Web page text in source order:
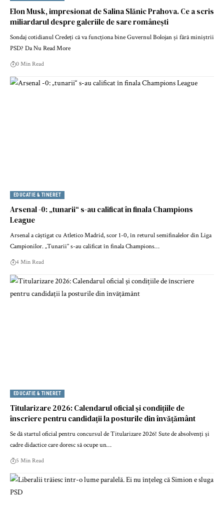
Elon Musk, impresionat de Salina Slănic Prahova. Ce a scris
miliardarul despre galeriile de sare românești
Sondaj cotidianul Credeți că va funcționa bine Guvernul Bolojan și fără miniștrii
PSD? Da Nu Read More
0 Min Read
EDUCATIE & TINERET
Arsenal -0: „tunarii“ s-au calificat în finala Champions
League
Arsenal a câștigat cu Atletico Madrid, scor 1-0, în returul semifinalelor din Liga
Campionilor. „Tunarii” s-au calificat în finala Champions…
4 Min Read
EDUCATIE & TINERET
Titularizare 2026: Calendarul oficial și condițiile de
înscriere pentru candidații la posturile din învățământ
Se dă startul oficial pentru concursul de Titularizare 2026! Sute de absolvenți și
cadre didactice care doresc să ocupe un…
5 Min Read